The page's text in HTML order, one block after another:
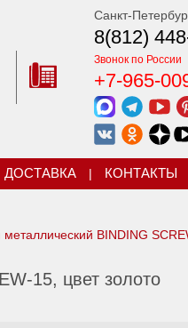
Санкт-
8(812)
Звонок по России
+7-965-
ДОСТАВКА | КОНТАКТЫ
BINDING
15, цвет золото